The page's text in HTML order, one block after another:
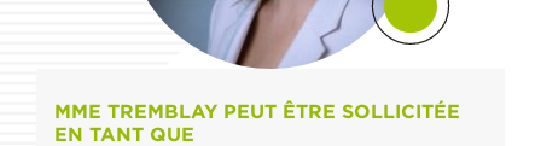
MME TREMBLAY PEUT ÊTRE SOLLICITÉE
EN TANT QUE